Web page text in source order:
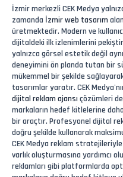
İzmir merkezli CEK Medya
zamanda İzmir web tasarım
üretmektedir. Modern ve
dijitaldeki ilk izlenimlerini
yalnızca görsel estetik değil
deneyimini ön planda tutan bir
mükemmel bir şekilde
tasarımlar yaratır. CEK
dijital reklam ajansı çözümleri
markaların hedef kitlelerine
bir araçtır. Profesyonel dijital
doğru şekilde kullanarak
CEK Medya reklam
varlık oluşturmasına yardımcı
reklamları gibi platformlarda